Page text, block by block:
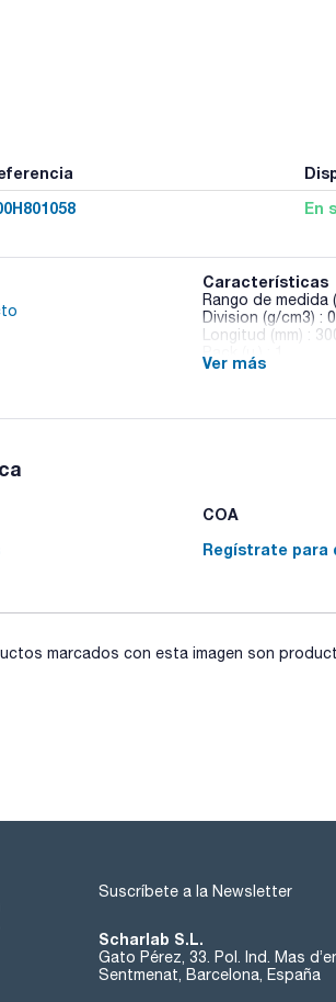
En
Características
Rango de medida
Division (g/cm3) :
Longitud (mm) :
Ver más
COA
Regístrate para
marcados con esta imagen son
Suscríbete a la Newsletter
Scharlab S.L.
Gato Pérez, 33. Pol. Ind. Mas
Sentmenat, Barcelona, España